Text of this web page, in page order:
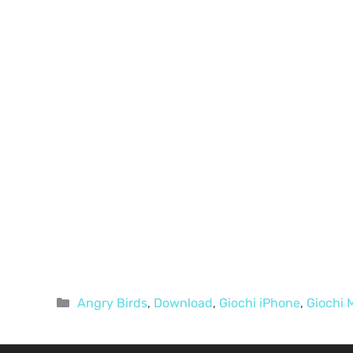
Categorie
Angry Birds, Download, Giochi iPhone, Giochi